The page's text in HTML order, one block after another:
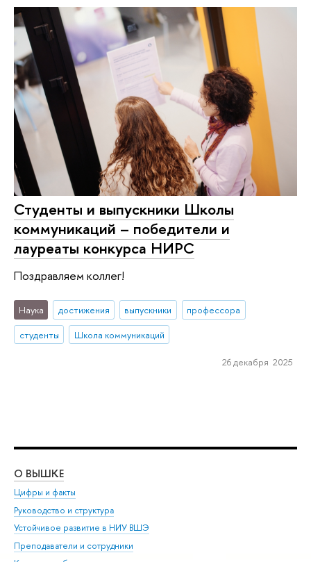
Студенты и выпускники Школы
коммуникаций – победители и
лауреаты конкурса НИРС
Поздравляем коллег!
Наука достижения выпускники
профессора
студенты
Школа коммуникаций
26 декабря 2025
О ВЫШКЕ
Цифры и факты
Руководство и структура
Устойчивое развитие в НИУ ВШЭ
Преподаватели и сотрудники